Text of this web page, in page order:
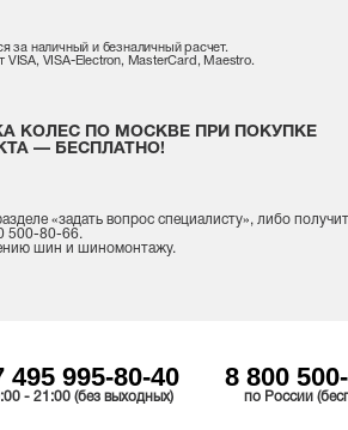
за наличный и безналичный расчет.
VISA-Electron, MasterCard, Maestro.
КОЛЕС ПО МОСКВЕ ПРИ ПОКУПКЕ
— БЕСПЛАТНО!
«задать вопрос специалисту», либо
500-80-66.
шин и шиномонтажу.
495 995-80-40
- 21:00 (без выходных)
8 800
по России